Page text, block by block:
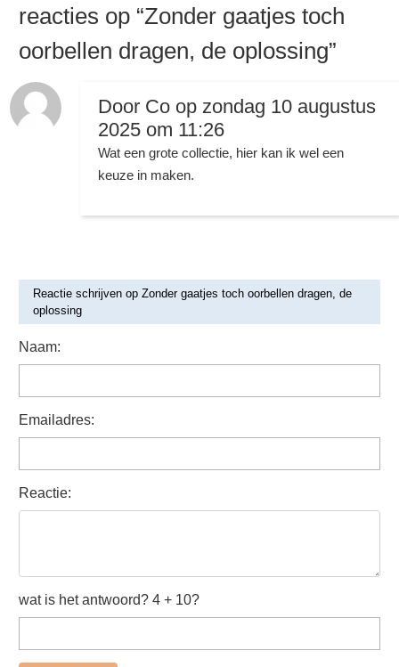
reacties op “Zonder gaatjes toch
oorbellen dragen, de oplossing”
Door Co op zondag 10 augustus
2025 om 11:26
Wat een grote collectie, hier kan ik wel een
keuze in maken.
Reactie schrijven op Zonder gaatjes toch oorbellen dragen, de
oplossing
Naam:
Emailadres:
Reactie:
wat is het antwoord? 4 + 10?